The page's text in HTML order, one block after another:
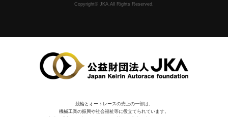
Copyright© JKA.All Rights Reserved.
競輪とオートレースの売上の一部は、
機械⼯業の振興や社会福祉等に役⽴てられています。